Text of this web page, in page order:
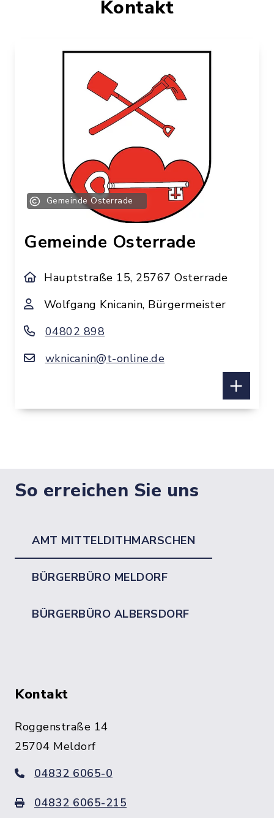
Kontakt
Gemeinde Osterrade
Gemeinde Osterrade
Hauptstraße 15, 25767 Osterrade
Wolfgang Knicanin, Bürgermeister
04802 898
wknicanin@t-online.de
So erreichen Sie uns
AMT MITTELDITHMARSCHEN
BÜRGERBÜRO MELDORF
BÜRGERBÜRO ALBERSDORF
Kontakt
Roggenstraße 14
25704 Meldorf
04832 6065-0
04832 6065-215